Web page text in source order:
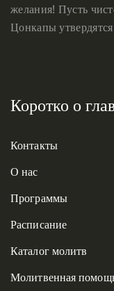
желания! Пусть
Цонкапы
Коротко о
Контакты
О нас
Программы
Расписание
Каталог молитв
Молитвенная